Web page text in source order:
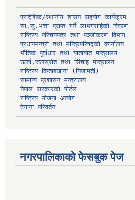
प्रादेशिक/स्थानीय शासन सहयोग कार्यक्रम
सा.सु.भत्ता प्राप्त गर्ने लाभग्राहिको विवरण
राष्ट्रिय परिचयपत्र तथा पञ्‍जीकरण विभाग
प्रधानमन्त्री तथा मन्त्रिपरिषद्को कार्यालय
भौतिक पूर्वाधार तथा यातायात मन्त्रालय
ऊर्जा,जलस्रोत तथा सिंचाइ मन्त्रालय
सामान्य प्रशासन मन्त्रालय
नेपाल सरकारको पोर्टल
राष्ट्रिय योजना आयोग
ठेगाना परिवर्तन
नगरपालिकाको फेसबुक पेज